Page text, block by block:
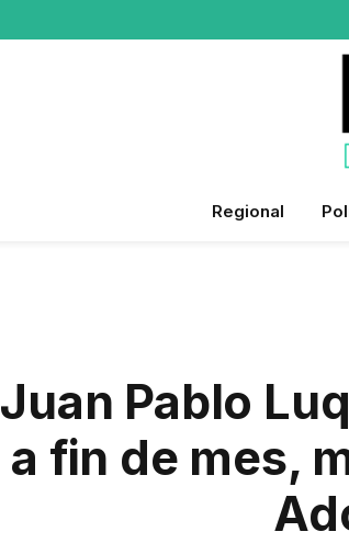
Regional
Juan Pablo
a fin de mes,